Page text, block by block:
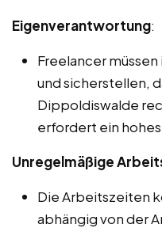
Eigenverantwortung:
Freelancer
und sicherstellen,
Dippoldiswalde
erfordert ein
Unregelmäßige
Die Arbeitszeiten
abhängig von der